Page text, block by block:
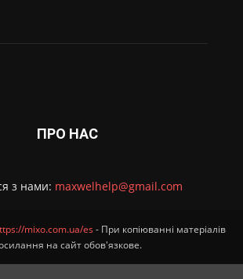
ПРО НАС
з нами: maxwelhelp@gmail.com
mixo.com.ua/es- При копіюванні матеріалів
на сайт обов'язкове.